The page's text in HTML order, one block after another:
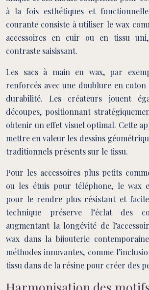
à la fois esthétiques et
courante consiste à utiliser le wax
accessoires en cuir ou en tissu
contraste saisissant.
Les sacs à main en wax, par
renforcés avec une doublure en
durabilité. Les créateurs jouent
découpes, positionnant
obtenir un effet visuel optimal. Cette
mettre en valeur les dessins
traditionnels présents sur le tissu.
Pour les accessoires plus petits
ou les étuis pour téléphone, le wax
pour le rendre plus résistant et
technique préserve l’éclat des
augmentant la longévité de
wax dans la bijouterie
méthodes innovantes, comme
tissu dans de la résine pour créer des